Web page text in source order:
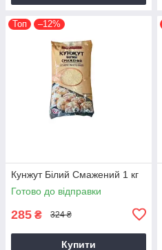
Топ –12%
Кунжут Білий Смажений 1 кг
Готово до відправки
285 ₴ 324 ₴
Купити